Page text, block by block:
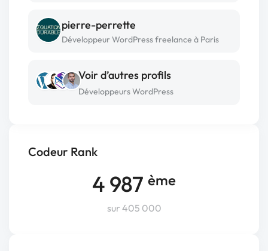
Codeur Rank
4 987 ème
sur 405 000
pierre-perrette
Développeur WordPress freelance à Paris
Voir d’autres profils
Développeurs WordPress